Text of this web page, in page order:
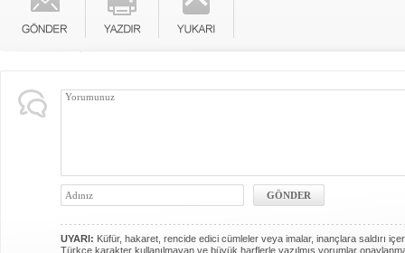
UYARI: Küfür, hakaret, rencide edici cümleler veya imalar, inançlara saldırı
Türkçe karakter kullanılmayan ve büyük harflerle yazılmış yorumlar